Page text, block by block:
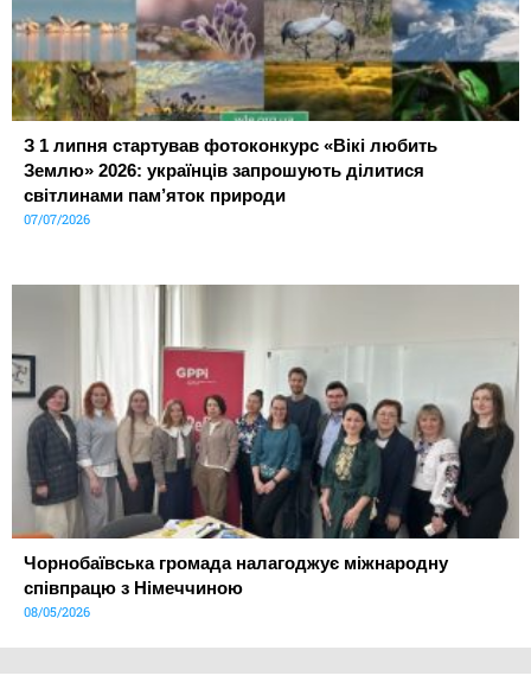
З 1 липня стартував фотоконкурс «Вікі любить
Землю» 2026: українців запрошують ділитися
світлинами пам’яток природи
07/07/2026
Чорнобаївська громада налагоджує міжнародну
співпрацю з Німеччиною
08/05/2026